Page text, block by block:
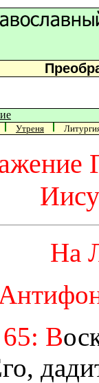
Утреня
На
В